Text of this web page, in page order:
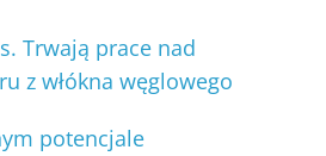
Trwają prace nad
z włókna węglowego
potencjale